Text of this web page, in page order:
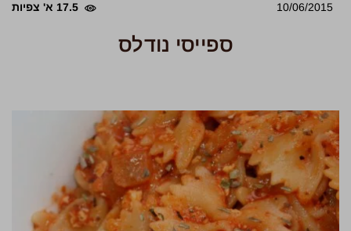
10/06/2015 17.5 א' צפיות
ספייסי נודלס